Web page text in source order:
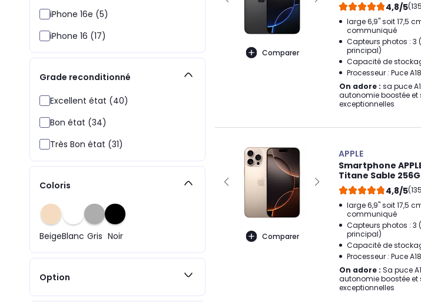
iPhone 16e (5)
iPhone 16 (17)
Grade reconditionné
Excellent état (40)
Bon état (34)
Très Bon état (31)
Coloris
BeigeBlanc Gris Noir
Option
Comparer
4,8/5
large 6,9" soit 17,5
communiqué
Capteurs photos : 3
principal)
Capacité de
Processeur : Puce
On adore : sa puce
autonomie boostée et
exceptionnelles
Comparer
APPLE
Smartphone
Titane Sable
4,8/5
large 6,9" soit 17,5
communiqué
Capteurs photos : 3
principal)
Capacité de
Processeur : Puce
On adore : Sa puce
autonomie boostée et
exceptionnelles